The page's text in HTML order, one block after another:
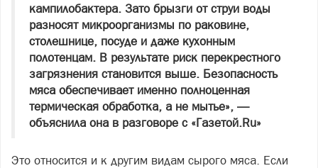
кампилобактера. Зато брызги от струи воды
разносят микроорганизмы по раковине,
столешнице, посуде и даже кухонным
полотенцам. В результате риск перекрестного
загрязнения становится выше. Безопасность
мяса обеспечивает именно полноценная
термическая обработка, а не мытье», —
объяснила она в разговоре с «Газетой.Ru»
Это относится и к другим видам сырого мяса. Если